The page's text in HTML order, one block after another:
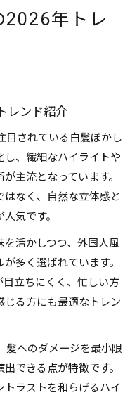
2026年トレ
レンド紹介
目されている白髪ぼかし
し、繊細なハイライトや
主流となっています。
なく、自然な立体感と
気です。
活かしつつ、外国人風
多く選ばれています。
立ちにくく、忙しい方
じる方にも最適なトレン
髪へのダメージを最小限
できる点が特徴です。
ラストを和らげるハイ